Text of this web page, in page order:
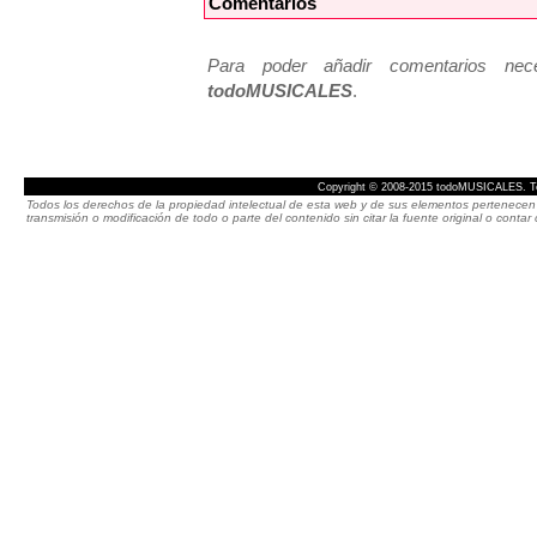
Para poder añadir comentarios
todoMUSICALES.
Copyright © 2008-2015 todoMUSICALES.
Todos los derechos de la propiedad intelectual de esta web y de sus elementos
transmisión o modificación de todo o parte del contenido sin citar la fuente original o